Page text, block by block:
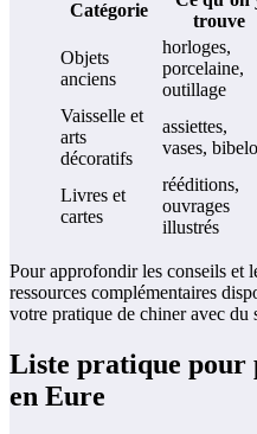
Catégorie
trouve
Objets
anciens
horloges,
porcelaine,
outillage
Vaisselle et
arts
décoratifs
assiettes,
vases,
Livres et
cartes
rééditions,
ouvrages
illustrés
Pour approfondir les conseils et
ressources complémentaires
votre pratique de chiner avec du
Liste pratique pour
en Eure